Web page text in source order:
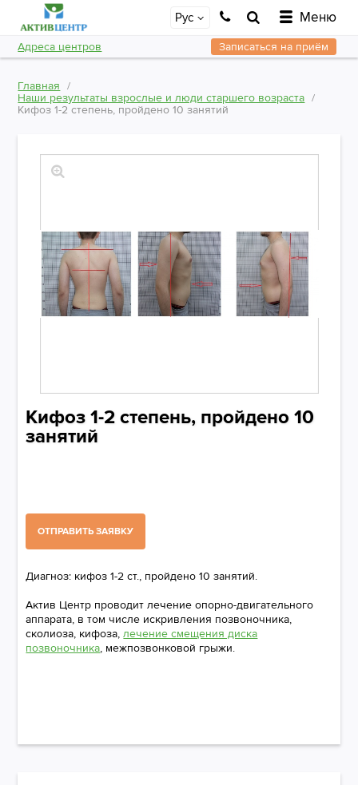
Рус Меню
Адреса центров Записаться на приём
Главная
Наши результаты взрослые и люди старшего возраста
Кифоз 1-2 степень, пройдено 10 занятий
Кифоз 1-2 степень, пройдено 10
занятий
ОТПРАВИТЬ ЗАЯВКУ
Диагноз: кифоз 1-2 ст., пройдено 10 занятий.
Актив Центр проводит лечение опорно-двигательного
аппарата, в том числе искривления позвоночника,
сколиоза, кифоза,лечение смещения диска
позвоночника, межпозвонковой грыжи.